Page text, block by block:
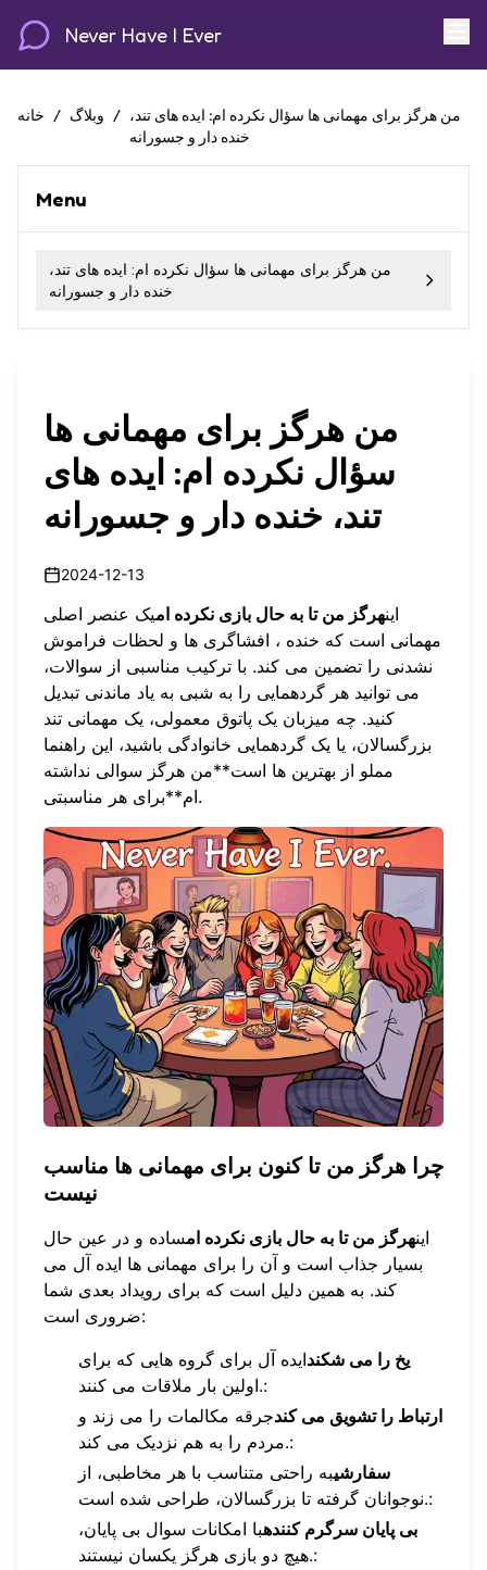
Never Have I Ever
خانه / وبلاگ / من هرگز برای مهمانی ها سؤال نکرده ام: ایده های تند،
خنده دار و جسورانه
Menu
من هرگز برای مهمانی ها سؤال نکرده ام: ایده های تند،
خنده دار و جسورانه
من هرگز برای مهمانی ها
سؤال نکرده ام: ایده های
تند، خنده دار و جسورانه
2024-12-13
اینهرگز من تا به حال بازی نکرده امیک عنصر اصلی
مهمانی است که خنده ، افشاگری ها و لحظات فراموش
نشدنی را تضمین می کند. با ترکیب مناسبی از سوالات،
می توانید هر گردهمایی را به شبی به یاد ماندنی تبدیل
کنید. چه میزبان یک پاتوق معمولی، یک مهمانی تند
بزرگسالان، یا یک گردهمایی خانوادگی باشید، این راهنما
مملو از بهترین ها است**من هرگز سوالی نداشته
ام**برای هر مناسبتی.
چرا هرگز من تا کنون برای مهمانی ها مناسب
نیست
اینهرگز من تا به حال بازی نکرده امساده و در عین حال
بسیار جذاب است و آن را برای مهمانی ها ایده آل می
کند. به همین دلیل است که برای رویداد بعدی شما
ضروری است:
یخ را می شکندایده آل برای گروه هایی که برای
اولین بار ملاقات می کنند.:
ارتباط را تشویق می کندجرقه مکالمات را می زند و
مردم را به هم نزدیک می کند.:
سفارشیبه راحتی متناسب با هر مخاطبی، از
نوجوانان گرفته تا بزرگسالان، طراحی شده است.:
بی پایان سرگرم کنندهبا امکانات سوال بی پایان،
هیچ دو بازی هرگز یکسان نیستند.: